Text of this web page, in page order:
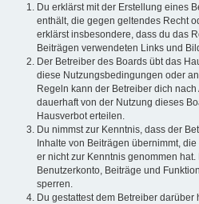
Du erklärst mit der Erstellung eines
enthält, die gegen geltendes Recht
erklärst insbesondere, dass du das
Beiträgen verwendeten Links und
Der Betreiber des Boards übt das
diese Nutzungsbedingungen oder
Regeln kann der Betreiber dich
dauerhaft von der Nutzung dieses
Hausverbot erteilen.
Du nimmst zur Kenntnis, dass der
Inhalte von Beiträgen übernimmt,
er nicht zur Kenntnis genommen
Benutzerkonto, Beiträge und
sperren.
Du gestattest dem Betreiber darüber